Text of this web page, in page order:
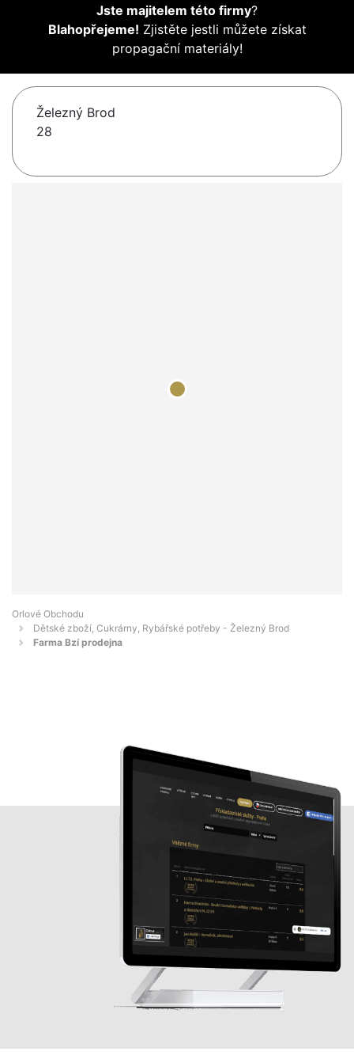
Jste majitelem této firmy?
Blahopřejeme! Zjistěte jestli můžete získat
propagační materiály!
Železný Brod
28
Orlové Obchodu
Dětské zboží, Cukrárny, Rybářské potřeby - Železný Brod
Farma Bzí prodejna